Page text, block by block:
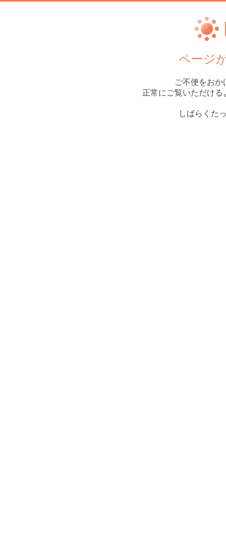
ページ
ご不便をお
正常にご覧いただけ
しばらくた